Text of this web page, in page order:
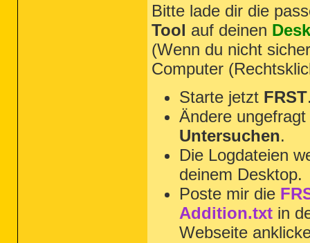
Bitte lade dir die
Tool auf deinen
(Wenn du nicht
Computer
Starte jetzt FRST
Ändere
Untersuchen.
Die Logdateien
deinem Desktop.
Poste mir die
Addition.txt in
Webseite